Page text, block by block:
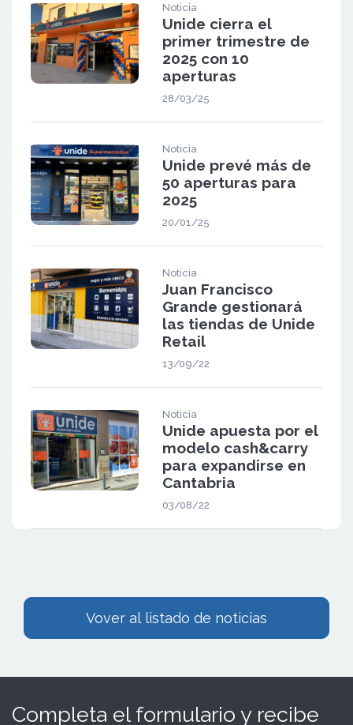
Noticia
Unide cierra el
primer trimestre de
2025 con 10
aperturas
28/03/25
Noticia
Unide prevé más de
50 aperturas para
2025
20/01/25
Noticia
Juan Francisco
Grande gestionará
las tiendas de Unide
Retail
13/09/22
Noticia
Unide apuesta por el
modelo cash&carry
para expandirse en
Cantabria
03/08/22
Vover al listado de noticias
Completa el formulario y recibe